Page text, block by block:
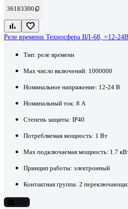
36183300
Реле времени Техносфера ВЛ-68, =12-
Тип: реле времени
Max число включений: 1000000
Номинальное напряжение: 12-24 В
Номинальный ток: 8 А
Степень защиты: IP40
Потребляемая мощность: 1 Вт
Max подключаемая мощность: 1.7
Принцип работы: электронный
Контактная группа: 2